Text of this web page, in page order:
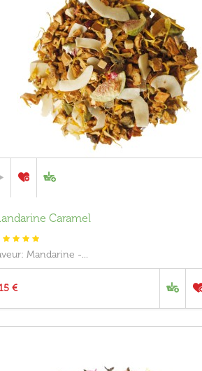
Caramel
Mandarine -...
€